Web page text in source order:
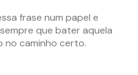
frase num papel e
que bater aquela
no caminho certo.